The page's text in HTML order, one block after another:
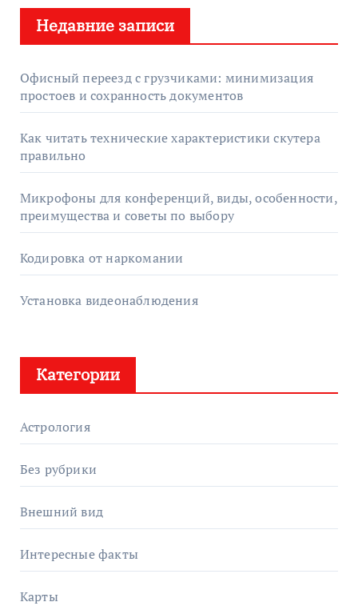
:
Недавние записи
Офисный переезд с грузчиками: минимизация
простоев и сохранность документов
Как читать технические характеристики скутера
правильно
Микрофоны для конференций, виды, особенности,
преимущества и советы по выбору
Кодировка от наркомании
Установка видеонаблюдения
Категории
Астрология
Без рубрики
Внешний вид
Интересные факты
Карты